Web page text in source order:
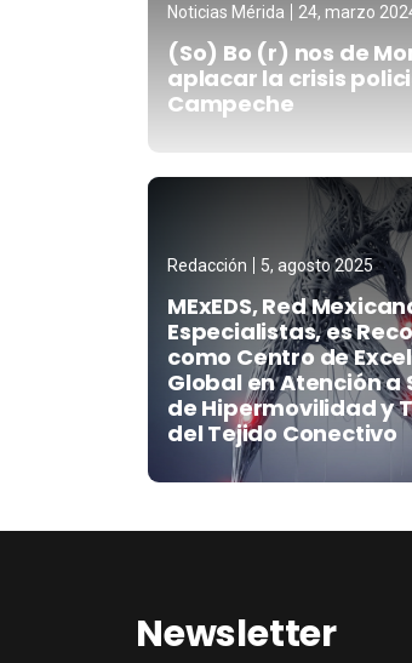
Noticias Mérida 24, marzo
(So) Bo (r) nos de
aplacar la crisis
Campeche
Redacción 5, agosto 2025
MExEDS, Red
Especialistas, es
como Centro de
Global en Atención a
de Hipermovilidad y
del Tejido Conectivo
Newsletter